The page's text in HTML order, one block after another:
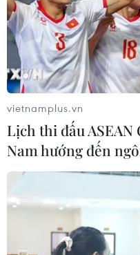
vietnamplus.vn
Lịch thi đấu ASEAN
Nam hướng đến